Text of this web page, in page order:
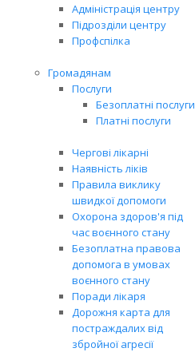
Адміністрація центру
Підрозділи центру
Профспілка
Громадянам
Послуги
Безоплатні послуги
Платні послуги
Чергові лікарні
Наявність ліків
Правила виклику
швидкої допомоги
Охорона здоров'я під
час воєнного стану
Безоплатна правова
допомога в умовах
воєнного стану
Поради лікаря
Дорожня карта для
постраждалих від
збройної агресії